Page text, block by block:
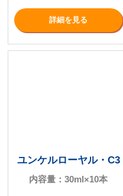
詳細を⾒る
ユンケルローヤル・C3
内容量：30ml×10本